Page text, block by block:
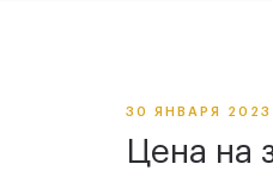
30 ЯНВАРЯ 2023
Цена на